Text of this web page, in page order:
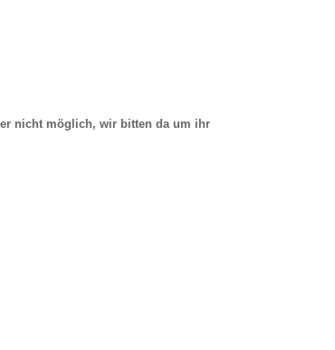
nicht möglich, wir bitten da um ihr